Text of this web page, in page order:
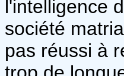
l'intelligence
société
pas réussi à